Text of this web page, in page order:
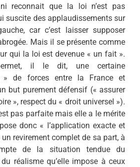
reconnait que la loi n’est pas
suscite des applaudissements sur
car c’est laisser supposer
Mais il se présente comme
qui la loi est devenue « un fait ».
il le dit, une certaine
» de forces entre la France et
but purement défensif (« assurer
», respect du « droit universel »).
pas parfaite mais elle a le mérite
donc « l’application exacte et
un revirement complet de sa part, à
de la situation tendue du
réalisme qu’elle impose à ceux